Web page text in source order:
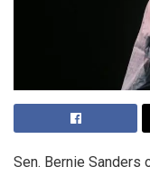
Sen. Bernie Sanders